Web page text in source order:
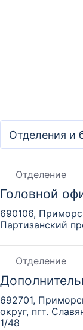
Отделение
Головной
690106,
Партизанский
Отделение
692701,
округ, пгт.
1/48